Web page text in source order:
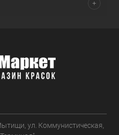
ул. Коммунистическая,